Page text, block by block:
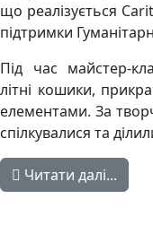
що реалізується
підтримки
Під час майстер-
літні кошики,
елементами. За
спілкувалися та
Читати далі...